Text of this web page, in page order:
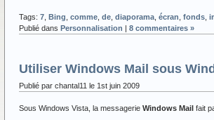
Tags: 7 Bing comme de diaporama écran fonds
Publié dans Personnalisation | 8 commentaires »
Utiliser Windows Mail sous
Publié par chantal11 le 1st juin 2009
Sous Windows Vista, la messagerie Windows Mail fait